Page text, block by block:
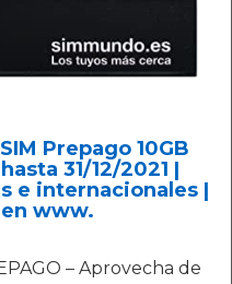
Prepago 10GB
31/12/2021 |
e internacionales |
www.
– Aprovecha de